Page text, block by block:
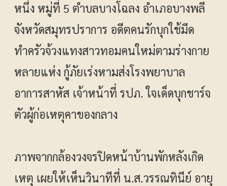
หนึ่ง หมู่ที่ 5 ตำบลบางโฉลง อำเภอบางพลี
จังหวัดสมุทรปราการ อดีตคนรักบุกใช้มีด
ทำครัวจ้วงแทงสาวทอมคนใหม่ตามร่างกาย
หลายแห่ง กู้ภัยเร่งหามส่งโรงพยาบาล
อาการสาหัส เจ้าหน้าที่ รปภ. ใจเด็ดบุกชาร์จ
ตัวผู้ก่อเหตุคาของกลาง
ภาพจากกล้องวงจรปิดหน้าบ้านพักหลังเกิด
เหตุ เผยให้เห็นวินาทีที่ น.ส.วรรณทินีย์ อายุ